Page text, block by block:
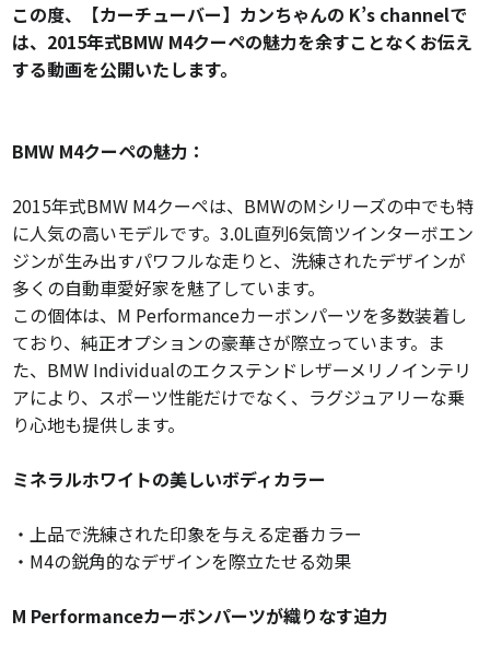
この度、【カーチューバー】カンちゃんの K’s channelで
は、2015年式BMW M4クーペの魅力を余すことなくお伝え
する動画を公開いたします。
BMW M4クーペの魅力 ：
2015年式BMW M4クーペは、BMWのMシリーズの中でも特
に人気の高いモデルです。3.0L直列6気筒ツインターボエン
ジンが生み出すパワフルな走りと、洗練されたデザインが
多くの自動車愛好家を魅了しています。
この個体は、M Performanceカーボンパーツを多数装着し
ており、純正オプションの豪華さが際立っています。ま
た、BMW Individualのエクステンドレザーメリノインテリ
アにより、スポーツ性能だけでなく、ラグジュアリーな乗
り心地も提供します。
ミネラルホワイトの美しいボディカラー
・上品で洗練された印象を与える定番カラー
・M4の鋭角的なデザインを際立たせる効果
M Performanceカーボンパーツが織りなす迫力